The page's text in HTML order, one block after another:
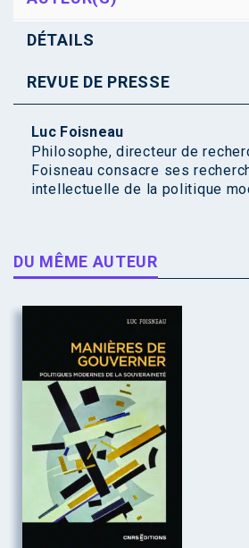
DÉTAILS
REVUE DE PRESSE
Luc Foisneau
Philosophe, directeur de
Foisneau consacre ses
intellectuelle de la politique
DU MÊME AUTEUR